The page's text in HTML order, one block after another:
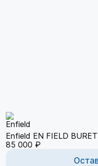
Enfield EN FIELD
85 000 ₽